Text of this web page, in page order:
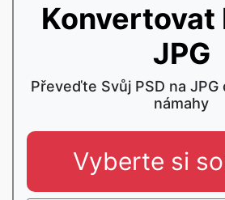
Konvertovat
JPG
Převeďte Svůj PSD na
námahy
Vyberte si